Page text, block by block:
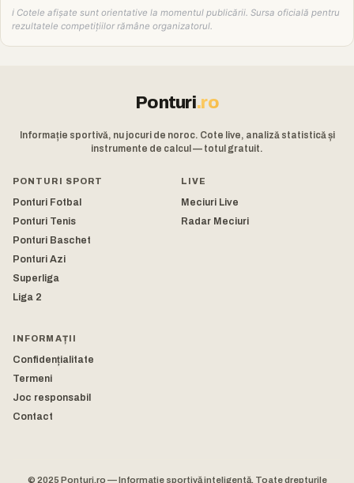
ℹ️ Cotele afișate sunt orientative la momentul publicării. Sursa oficială pentru
rezultatele competițiilor rămâne organizatorul.
Ponturi.ro
Informație sportivă, nu jocuri de noroc. Cote live, analiză statistică și
instrumente de calcul — totul gratuit.
PONTURI SPORT
Ponturi Fotbal
Ponturi Tenis
Ponturi Baschet
Ponturi Azi
Superliga
Liga 2
LIVE
Meciuri Live
Radar Meciuri
INFORMAȚII
Confidențialitate
Termeni
Joc responsabil
Contact
© 2025 Ponturi.ro — Informație sportivă inteligentă. Toate drepturile